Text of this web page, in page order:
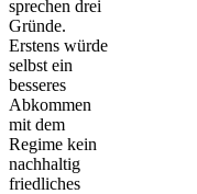
sprechen drei
Gründe.
Erstens würde
selbst ein
besseres
Abkommen
mit dem
Regime kein
nachhaltig
friedliches